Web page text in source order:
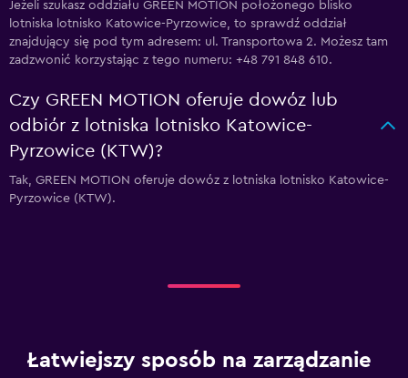
Jeżeli szukasz oddziału GREEN MOTION położonego blisko
lotniska lotnisko Katowice-Pyrzowice, to sprawdź oddział
znajdujący się pod tym adresem: ul. Transportowa 2. Możesz tam
zadzwonić korzystając z tego numeru: +48 791 848 610.
Czy GREEN MOTION oferuje dowóz lub
odbiór z lotniska lotnisko Katowice-
Pyrzowice (KTW)?
Tak, GREEN MOTION oferuje dowóz z lotniska lotnisko Katowice-
Pyrzowice (KTW).
Łatwiejszy sposób na zarządzanie